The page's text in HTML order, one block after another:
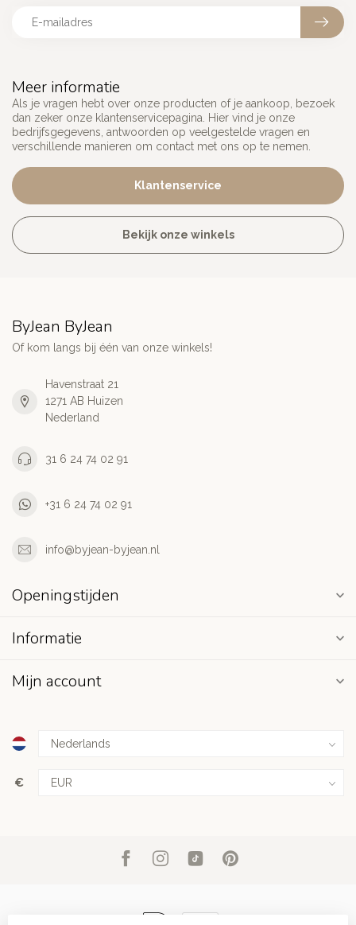
Meer informatie
Als je vragen hebt over onze producten of je aankoop, bezoek
dan zeker onze klantenservicepagina. Hier vind je onze
bedrijfsgegevens, antwoorden op veelgestelde vragen en
verschillende manieren om contact met ons op te nemen.
Klantenservice
Bekijk onze winkels
ByJean ByJean
Of kom langs bij één van onze winkels!
Havenstraat 21
1271 AB Huizen
Nederland
31 6 24 74 02 91
+31 6 24 74 02 91
info@byjean-byjean.nl
Openingstijden
Informatie
Mijn account
€